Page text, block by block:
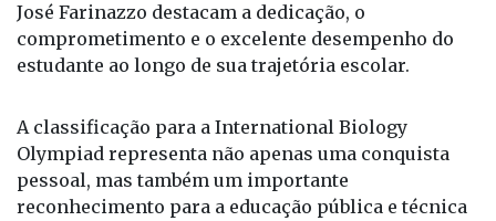
José Farinazzo destacam a dedicação, o
comprometimento e o excelente desempenho do
estudante ao longo de sua trajetória escolar.
A classificação para a International Biology
Olympiad representa não apenas uma conquista
pessoal, mas também um importante
reconhecimento para a educação pública e técnica